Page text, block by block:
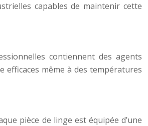
capables de maintenir cette
contiennent des agents
efficaces même à des températures
pièce de linge est équipée d’une